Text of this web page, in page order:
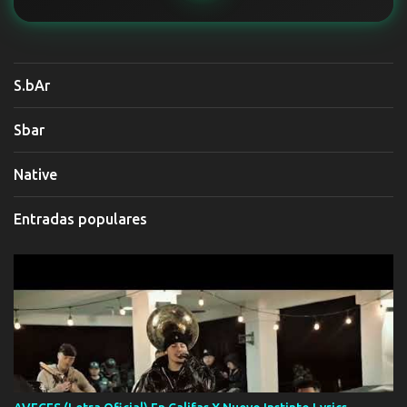
S.bAr
Sbar
Native
Entradas populares